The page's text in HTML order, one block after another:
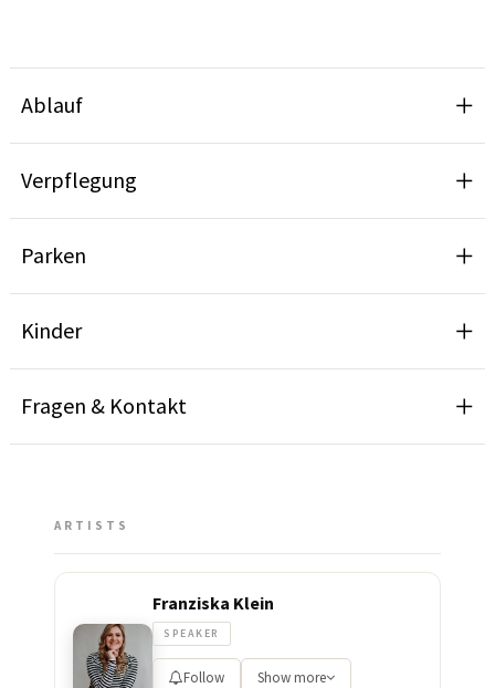
Ablauf
Verpflegung
Parken
Kinder
Fragen & Kontakt
ARTISTS
Franziska Klein
SPEAKER
Follow Show more